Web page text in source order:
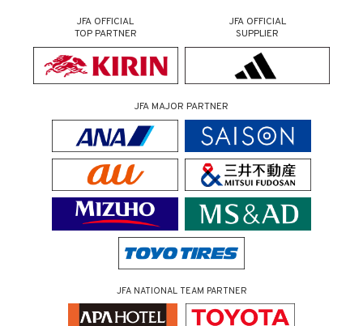
JFA OFFICIAL
TOP PARTNER
JFA OFFICIAL
SUPPLIER
JFA MAJOR PARTNER
JFA NATIONAL TEAM PARTNER